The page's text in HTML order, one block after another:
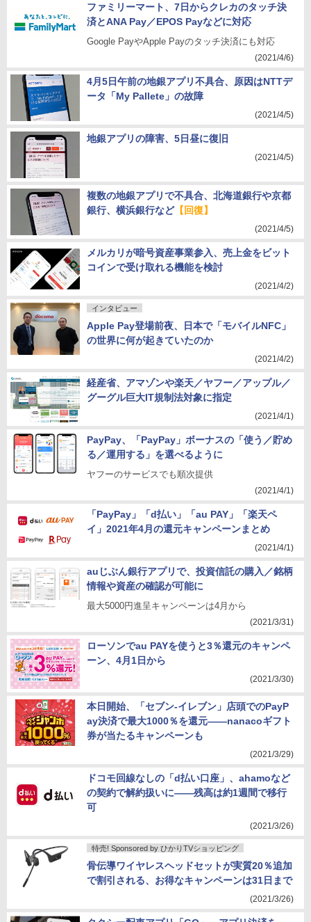
ファミリーマート、7日からクレカのタッチ決
済とANA Pay／EPOS Payなどに対応
Google PayやApple Payのタッチ決済にも対応
(2021/4/6)
4月5日午前の地銀アプリ不具合、原因はNTTデ
ータ「My Pallete」の故障
(2021/4/5)
地銀アプリの障害、5日昼に復旧
(2021/4/5)
複数の地銀アプリで不具合、北海道銀行や京都
銀行、横浜銀行など【回復】
(2021/4/5)
メルカリが暗号資産事業参入、売上金をビット
コインで受け取れる機能を検討
(2021/4/2)
インタビュー
Apple Pay登場前夜、日本で「モバイルNFC」
の世界に何が起きていたのか
(2021/4/2)
経産省、アマゾンや楽天／ヤフー／アップル／
グーグル巨大IT規制法対象に指定
(2021/4/1)
PayPay、「PayPay」ボーナスの「使う／貯め
る／運用する」を選べるように
ヤフーのサービスでも順次提供
(2021/4/1)
「PayPay」「d払い」「au PAY」「楽天ペ
イ」2021年4月の還元キャンペーンまとめ
(2021/4/1)
auじぶん銀行アプリで、投資信託の購入／銘柄
情報や資産の確認が可能に
最大5000円進呈キャンペーンは4月から
(2021/3/31)
ローソンでau PAYを使うと3％還元のキャンペ
ーン、4月1日から
(2021/3/30)
本日開始、「セブン-イレブン」店頭でのPayP
ay決済で最大1000％を還元――nanacoギフト
券が当たるキャンペーンも
(2021/3/29)
ドコモ回線なしの「d払い口座」、ahamoなど
の契約で解約扱いに――残高は約1週間で移行
可
(2021/3/26)
特売! Sponsored by ひかりTVショッピング
骨伝導ワイヤレスヘッドセットが実質20％追加
で割引される、お得なキャンペーンは31日まで
(2021/3/26)